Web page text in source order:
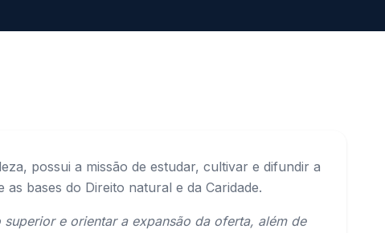
possui a missão de estudar, cultivar e difundir a
bases do Direito natural e da Caridade.
e orientar a expansão da oferta, além de